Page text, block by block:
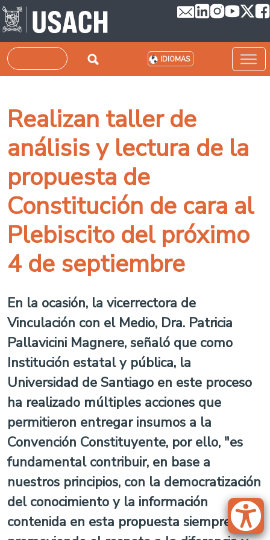
Pasar al contenido principal
Buscar IDIOMAS
Realizan taller de
análisis y lectura de la
propuesta de
Constitución de cara al
Plebiscito del próximo
4 de septiembre
En la ocasión, la vicerrectora de
Vinculación con el Medio, Dra. Patricia
Pallavicini Magnere, señaló que como
Institución estatal y pública, la
Universidad de Santiago en este proceso
ha realizado múltiples acciones que
permitieron entregar insumos a la
Convención Constituyente, por ello, "es
fundamental contribuir, en base a
nuestros principios, con la democratización
del conocimiento y la información
contenida en esta propuesta siempre